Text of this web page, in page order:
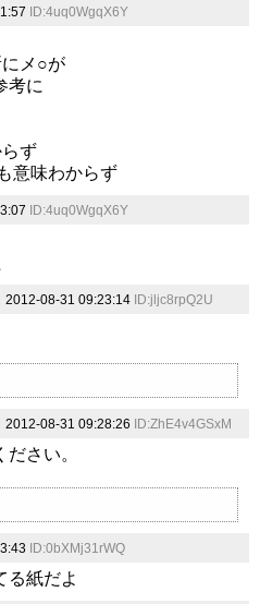
ID:4uq0WgqX6Y
メ○が
考に
ず
意味わからず
ID:4uq0WgqX6Y
2012-08-31 09:23:14 ID:jljc8rpQ2U
2012-08-31 09:28:26 ID:ZhE4v4GSxM
さい。
ID:0bXMj31rWQ
る紙だよ